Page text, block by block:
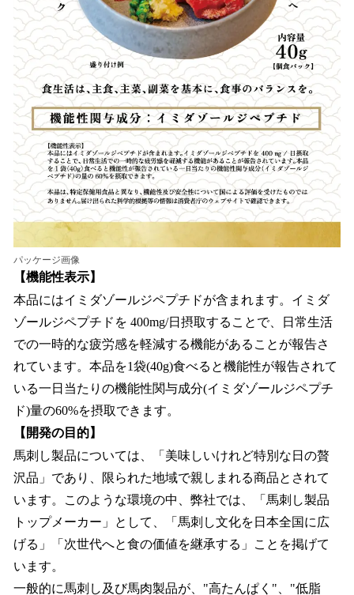
パッケージ画像
【機能性表示】
本品にはイミダゾールジペプチドが含まれます。イミダ
ゾールジペプチドを 400mg/日摂取することで、日常生活
での一時的な疲労感を軽減する機能があることが報告さ
れています。本品を1袋(40g)食べると機能性が報告されて
いる一日当たりの機能性関与成分(イミダゾールジペプチ
ド)量の60%を摂取できます。
【開発の目的】
馬刺し製品については、「美味しいけれど特別な日の贅
沢品」であり、限られた地域で親しまれる商品とされて
います。このような環境の中、弊社では、「馬刺し製品
トップメーカー」として、「馬刺し文化を日本全国に広
げる」「次世代へと食の価値を継承する」ことを掲げて
います。
一般的に馬刺し及び馬肉製品が、"高たんぱく"、"低脂